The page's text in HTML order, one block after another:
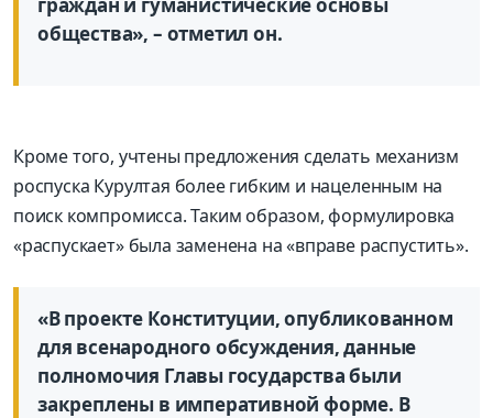
общества», – отметил он.
Кроме того, учтены предложения сделать механизм
роспуска Курултая более гибким и нацеленным на
поиск компромисса. Таким образом, формулировка
«распускает» была заменена на «вправе распустить».
«В проекте Конституции, опубликованном
для всенародного обсуждения, данные
полномочия Главы государства были
закреплены в императивной форме. В